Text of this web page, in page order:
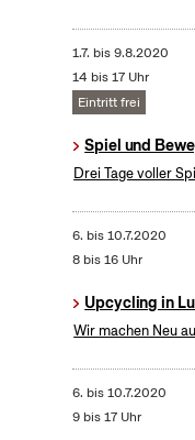
1.7. bis9.8.2020
14 bis 17 Uhr
Eintritt frei
Spiel und
Drei Tage voller
6. bis10.7.2020
8 bis 16 Uhr
Upcycling in
Wir machen Neu
6. bis10.7.2020
9 bis 17 Uhr